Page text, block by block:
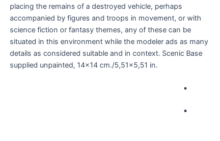
placing the remains of a destroyed vehicle, perhaps
accompanied by figures and troops in movement, or with
science fiction or fantasy themes, any of these can be
situated in this environment while the modeler ads as many
details as considered suitable and in context. Scenic Base
supplied unpainted, 14×14 cm./5,51×5,51 in.